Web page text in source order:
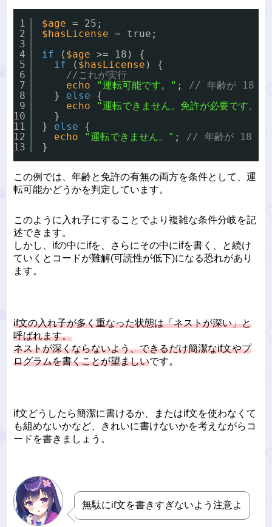
1
2
3
4
5
6
7
8
9
10
11
12
13
$age = 25;
$hasLicense = true;
if
( $age >= 18) {
if
( $hasLicense ) {
//これが実行
echo
"運転可能です。" ; // 年齢が 18 歳以
} else
{
echo
"運転できません。免許が必要です。"
}
} else
{
echo
"運転できません。" ; // 年齢が 18 歳未
}
この例では、年齢と免許の有無の両方を条件として、運
転可能かどうかを判定しています。
このように入れ子にすることでより複雑な条件分岐を記
述できます。
しかし、ifの中にifを、さらにその中にifを書く、と続け
ていくとコードが難解(可読性が低下)になる恐れがあり
ます。
if文の入れ子が多く重なった状態は「ネストが深い」と
呼ばれます。
ネストが深くならないよう、できるだけ簡潔なif文やプ
ログラムを書くことが望ましいです。
if文どうしたら簡潔に書けるか、またはif文を使わなくて
も組めないかなど、きれいに書けないかを考えながらコ
ードを書きましょう。
無駄にif文を書きすぎないよう注意よ